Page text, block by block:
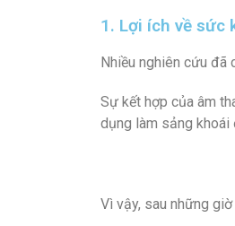
1. Lợi ích về sức
Nhiều nghiên cứu đã
Sự kết hợp của âm
dụng làm sảng khoái
Vì vậy, sau những